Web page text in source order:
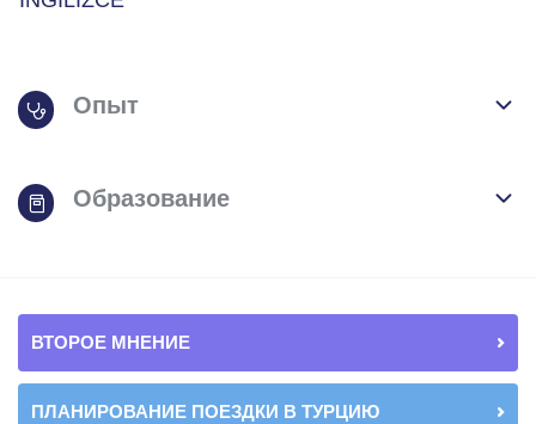
Опыт
Образование
ВТОРОЕ МНЕНИЕ
ПЛАНИРОВАНИЕ ПОЕЗДКИ В ТУРЦИЮ